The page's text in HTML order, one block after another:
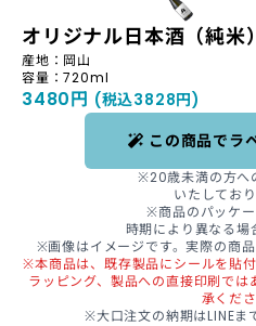
オリジナル日本酒（純米）
産地：岡山
容量：720ml
3480円 (税込3828円)
この商品でラ
※20歳未満の方へ
いたしており
※商品のパッケ
時期により異なる場
※画像はイメージです。実際の商
※本商品は、既存製品にシールを貼
ラッピング、製品への直接印刷で
承くださ
※大口注文の納期はLINEま